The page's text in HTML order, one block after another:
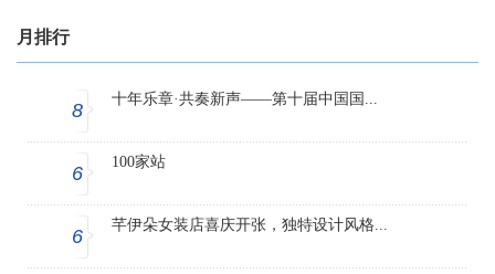
月排行
8
十年乐章·共奏新声——第十届中国国...
6
100家站
6
芊伊朵女装店喜庆开张，独特设计风格...